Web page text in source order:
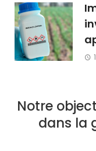
Notre
dans la